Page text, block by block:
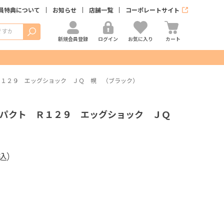
特典について お知らせ 店舗一覧 コーポレートサイト
検索
新規会員登録 ログイン お気に入り カート
２９ エッグショック ＪＱ 幌 （ブラック）
クト Ｒ１２９ エッグショック ＪＱ